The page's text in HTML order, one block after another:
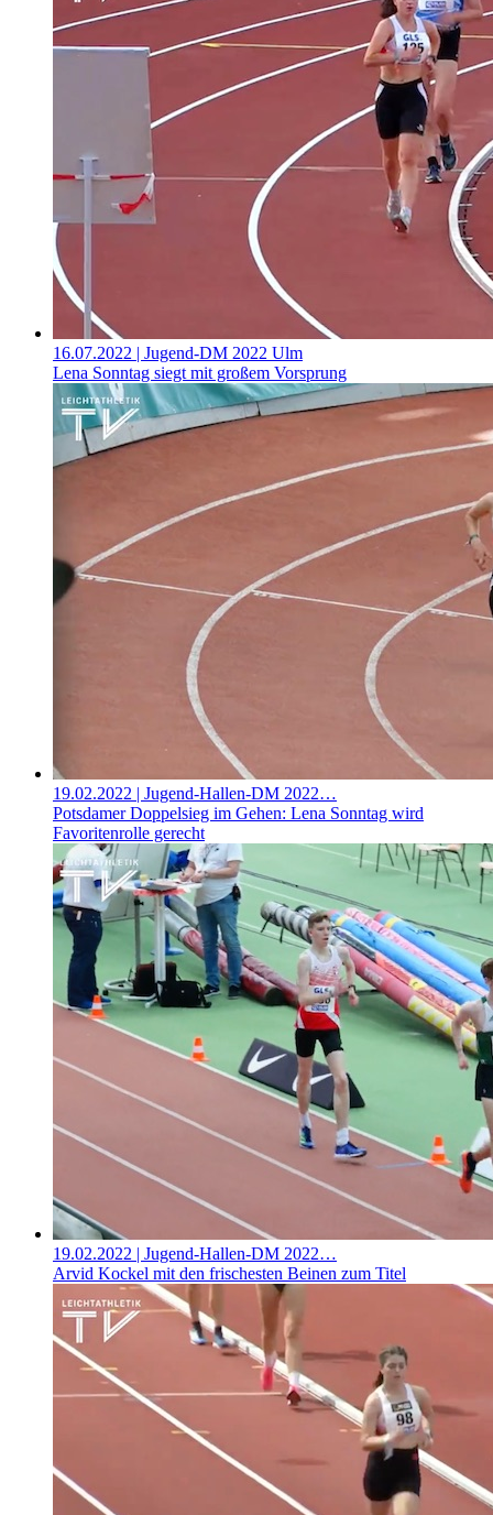
16.07.2022 | Jugend-DM 2022 Ulm
Lena Sonntag siegt mit großem Vorsprung
19.02.2022 | Jugend-Hallen-DM 2022…
Potsdamer Doppelsieg im Gehen: Lena Sonntag wird
Favoritenrolle gerecht
19.02.2022 | Jugend-Hallen-DM 2022…
Arvid Kockel mit den frischesten Beinen zum Titel